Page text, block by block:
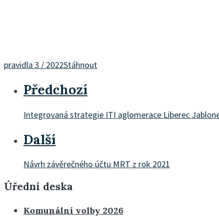
pravidla 3 / 2022Stáhnout
Předchozí
Integrovaná strategie ITI aglomerace Liberec
Další
Návrh závěrečného účtu MRT z rok 2021
Úřední deska
Komunální volby 2026